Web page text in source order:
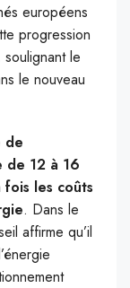
européens
progression
le
le nouveau
de
de 12 à 16
les coûts
. Dans le
affirme qu’il